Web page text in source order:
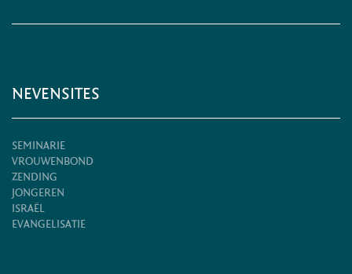
NEVENSITES
SEMINARIE
VROUWENBOND
ZENDING
JONGEREN
ISRAËL
EVANGELISATIE